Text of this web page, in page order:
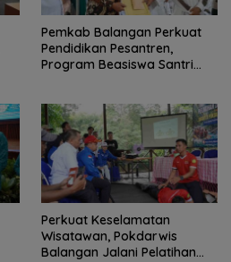
Pemkab Balangan Perkuat
Pendidikan Pesantren,
Program Beasiswa Santri
Perkuat Keselamatan
Wisatawan, Pokdarwis
Balangan Jalani Pelatihan